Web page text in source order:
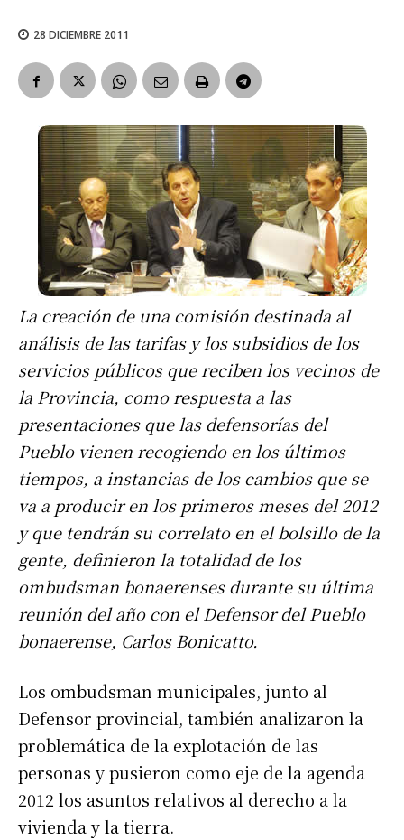
28 DICIEMBRE 2011
La creación de una comisión destinada al
análisis de las tarifas y los subsidios de los
servicios públicos que reciben los vecinos de
la Provincia, como respuesta a las
presentaciones que las defensorías del
Pueblo vienen recogiendo en los últimos
tiempos, a instancias de los cambios que se
va a producir en los primeros meses del 2012
y que tendrán su correlato en el bolsillo de la
gente, definieron la totalidad de los
ombudsman bonaerenses durante su última
reunión del año con el Defensor del Pueblo
bonaerense, Carlos Bonicatto.
Los ombudsman municipales, junto al
Defensor provincial, también analizaron la
problemática de la explotación de las
personas y pusieron como eje de la agenda
2012 los asuntos relativos al derecho a la
vivienda y la tierra.